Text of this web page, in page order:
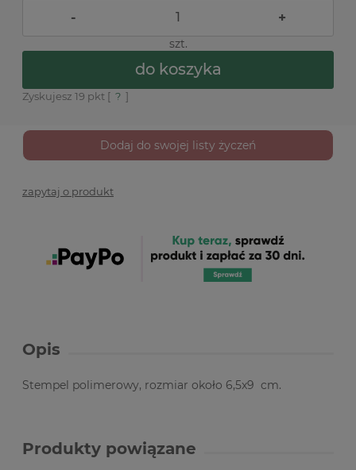
- +
szt.
do koszyka
Zyskujesz 19 pkt [ ? ]
Dodaj do swojej listy życzeń
zapytaj o produkt
Opis
Stempel polimerowy, rozmiar około 6,5x9 cm.
Produkty powiązane